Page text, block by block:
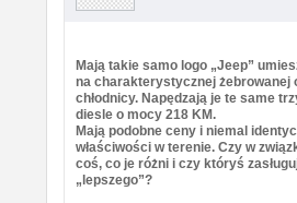
Mają takie samo logo „Jeep”
na charakterystycznej żebrowanej
chłodnicy. Napędzają je te same
diesle o mocy 218 KM.
Mają podobne ceny i niemal
właściwości w terenie. Czy w
coś, co je różni i czy któryś
„lepszego”?